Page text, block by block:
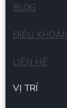
BLOG
ĐIỀU
LIÊN HÊ
VỊ TRÍ